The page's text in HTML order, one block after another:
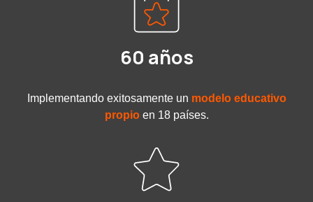
60 años
Implementando exitosamente un modelo educativo
propioen 18 países.